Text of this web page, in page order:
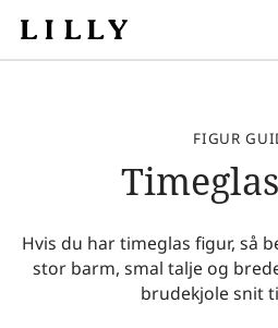
FIGUR
Hvis du har timeglas figur, så
stor barm, smal talje og
brudekjole snit